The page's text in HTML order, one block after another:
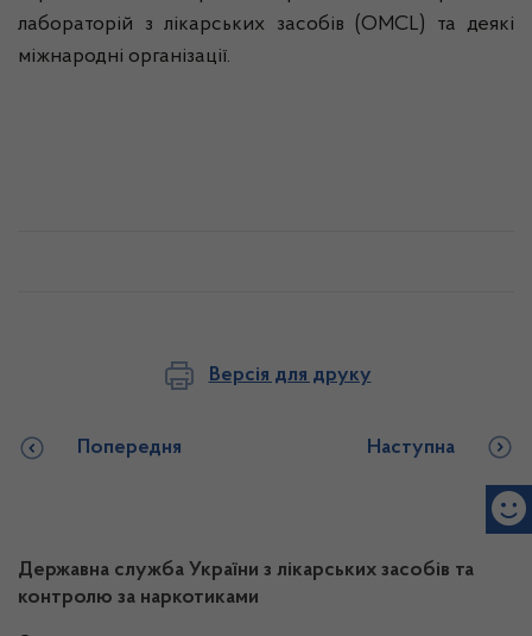
лабораторій з лікарських засобів (OMCL) та деякі
міжнародні організації.
Версія для друку
Попередня Наступна
Державна служба України з лікарських засобів та
контролю за наркотиками